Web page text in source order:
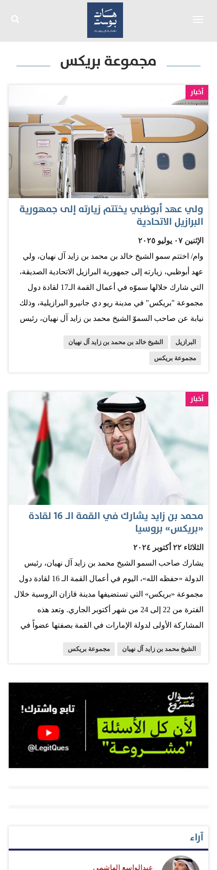
مجموعة بريكس
أخبار
ولي عهد أبوظبي يختتم زيارته إلى جمهورية
البرازيل الاتحادية
الإثنين ٠٧ يوليو ٢٠٢٥
وام/ اختتم سمو الشيخ خالد بن محمد بن زايد آل نهيان، ولي
عهد أبوظبي، زيارته إلى جمهورية البرازيل الاتحادية الصديقة،
التي شارك خلالها سموّه في أعمال القمة الـ17 لقادة دول
مجموعة "بريكس" في مدينة ريو دي جانيرو البرازيلية، وذلك
نيابة عن صاحب السموّ الشيخ محمد بن زايد آل نهيان، رئيس
البرازيلي على حفاوة الاستقبال وكرم الضيافة اللذين حظي
وشعبها الصديق دوام التقدُّم والنماء والازدهار. رافق سموّه،
خلال الزيارة، وفد ضمَّ كلاً من معالي ريم بنت إبراهيم
الهاشمي، وزيرة دولة لشؤون التعاون الدولي؛ ومعالي الدكتور
ثاني بن أحمد الزيودي، وزير التجارة الخارجية؛ ومعالي أحمد
علي الصايغ، وزير دولة؛ ومعالي سيف سعيد غباش، الأمين
العام للمجلس التنفيذي لإمارة أبوظبي رئيس مكتب ولي العهد
في ديوان ولي عهد أبوظبي؛ ومعالي مريم عيد المهيري،
رئيس مكتب أبوظبي الإعلامي، مستشار العلاقات
الإستراتيجية في ديوان ولي العهد؛ وسعادة سعيد مبارك
الهاجري، مساعد وزير الخارجية للشؤون الاقتصادية
والتجارية؛ وسعادة صالح أحمد سالم السويدي، سفير الدولة
لدى البرازيل.
البرازيل الشيخ خالد بن محمد بن زايد آل نهيان
مجموعة بريكس
أخبار
محمد بن زايد يشارك في القمة الــ 16 لقادة
«بريكس» بروسيا
الثلاثاء ٢٢ أكتوبر ٢٠٢٤
يشارك صاحب السمو الشيخ محمد بن زايد آل نهيان، رئيس
الدولة «حفظه الله»، اليوم في أعمال القمة الـ 16 لقادة دول
مجموعة «بريكس» التي تستضيفها مدينة قازان الروسية خلال
الفترة من 22 إلى 24 من شهر أكتوبر الجاري. وتعد هذه
المشاركة الأولى لدولة الإمارات في القمة بصفتها عضواً في
الثنائية وسبل تعزيزها خاصة في الجوانب الاقتصادية والتجارية
والاستثمارية والطاقة وغيرها وذلك في إطار الشراكة
الاستراتيجية التي تجمع البلدين إضافة إلى عدد من القضايا
الإقليمية والدولية محل الاهتمام المشترك. المصدر: الخليج
الشيخ محمد بن زايد آل نهيان مجموعة بريكس
آراء
عبدالواسع الهاشمي